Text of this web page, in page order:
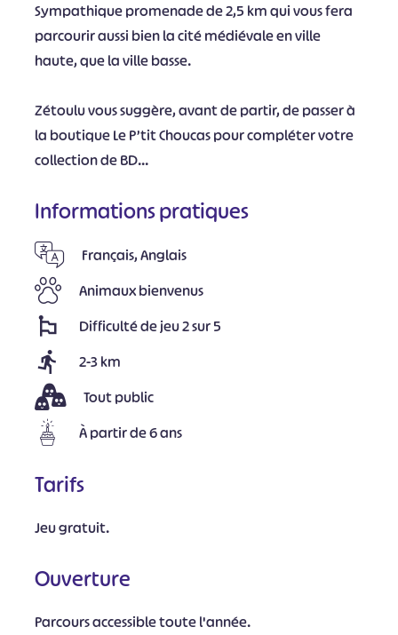
Sympathique promenade de 2,5 km qui vous fera
parcourir aussi bien la cité médiévale en ville
haute, que la ville basse.
Zétoulu vous suggère, avant de partir, de passer à
la boutique Le P’tit Choucas pour compléter votre
collection de BD…
Informations pratiques
Français, Anglais
Animaux bienvenus
Difficulté de jeu 2 sur 5
2-3 km
Tout public
À partir de 6 ans
Tarifs
Jeu gratuit.
Ouverture
Parcours accessible toute l'année.